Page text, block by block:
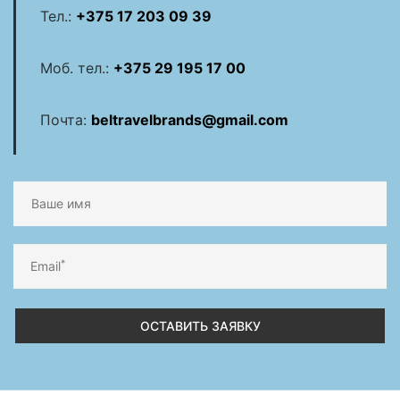
Тел.: +375 17 203 09 39
Моб. тел.: +375 29 195 17 00
Почта: beltravelbrands@gmail.com
Email*
ОСТАВИТЬ ЗАЯВКУ